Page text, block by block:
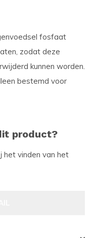
fosfaat
zodat deze
kunnen worden.
bestemd voor
product?
het vinden van het